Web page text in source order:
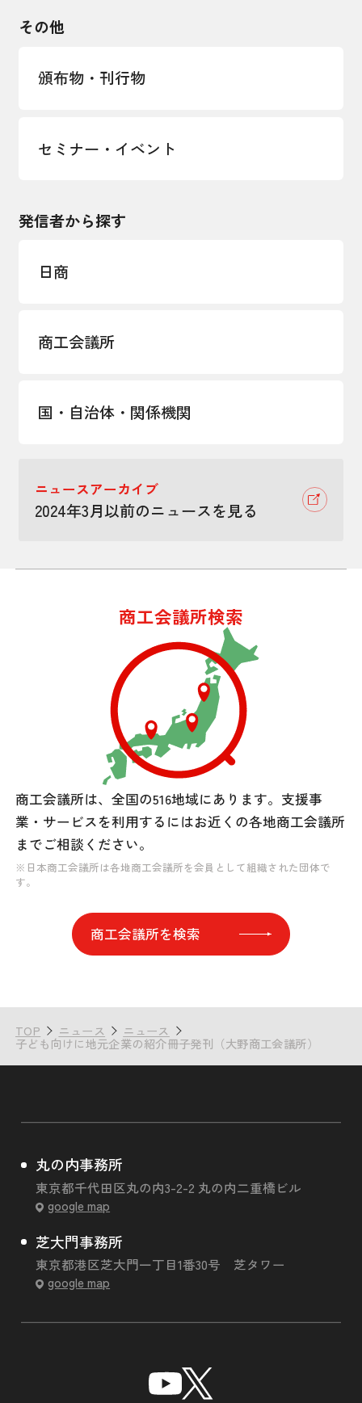
経営者保証に関するガイドライン
国土強靭化・社会基盤整備・震災復興
LOBO調査
その他
頒布物・刊行物
セミナー・イベント
発信者から探す
日商
商工会議所
国・自治体・関係機関
ニュースアーカイブ
2024年3月以前のニュースを見る
商工会議所検索
商工会議所は、全国の516地域にあります。 支援事
業・サービスを利用するにはお近くの各地商工会議所
までご相談ください。
※日本商工会議所は各地商工会議所を会員として組織された団体で
す。
商工会議所を検索
TOP ニュース ニュース
子ども向けに地元企業の紹介冊子発刊（大野商工会議所）
丸の内事務所
東京都千代田区丸の内3-2-2 丸の内二重橋ビル
google map
芝大門事務所
東京都港区芝大門一丁目1番30号 芝タワー
google map